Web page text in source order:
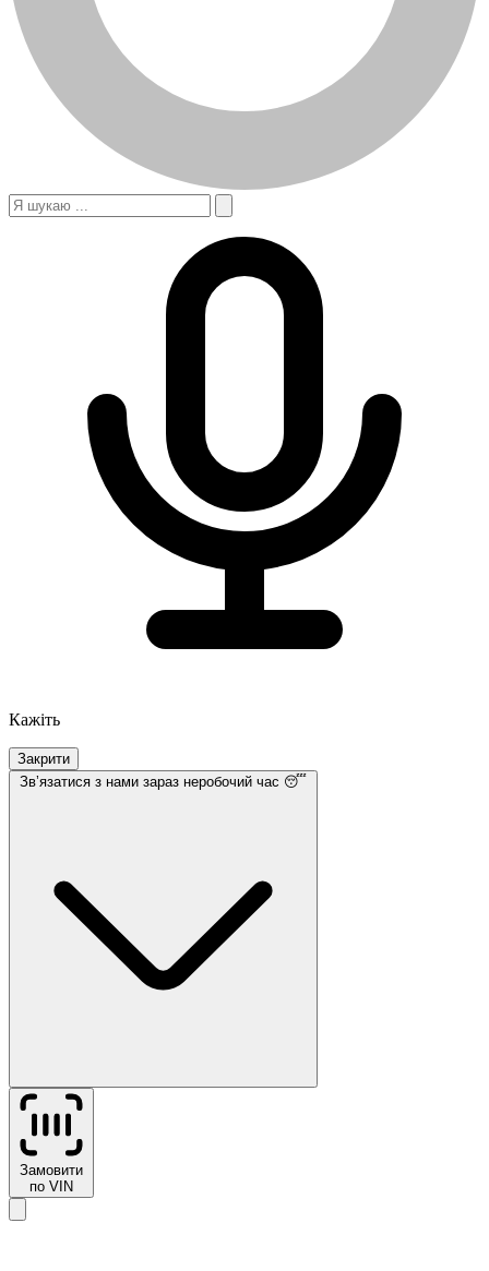
Кажіть
Закрити
Звʼязатися з нами зараз неробочий час 😴
Замовити
по VIN